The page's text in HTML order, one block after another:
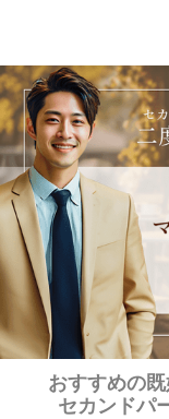
おすすめの
セカンドパ